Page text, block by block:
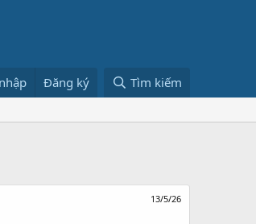
Đăng ký Tìm kiếm
13/5/26